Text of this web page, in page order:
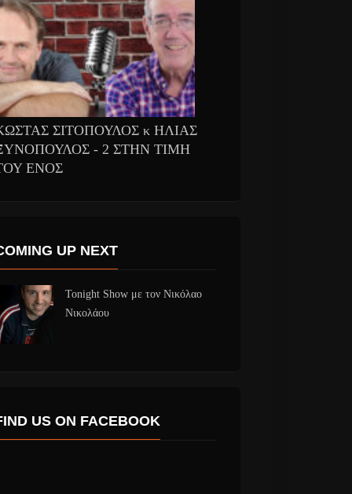
ΣΙΤΟΠΟΥΛΟΣ κ ΗΛΙΑΣ
- 2 ΣΤΗΝ ΤΙΜΗ
ΕΝΟΣ
UP NEXT
Tonight Show με τον Νικόλαο
Νικολάου
US ON FACEBOOK